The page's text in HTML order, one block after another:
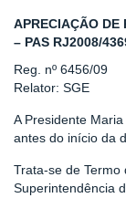
APRECIAÇÃO DE
– PAS RJ2008/
Reg. nº 6456/09
Relator: SGE
A Presidente
antes do início da
Trata-se de Termo
Superintendência